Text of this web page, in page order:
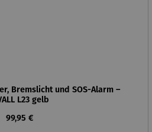
Bremslicht und SOS-Alarm –
L23 gelb
Regulärer Preis:
99,95 €